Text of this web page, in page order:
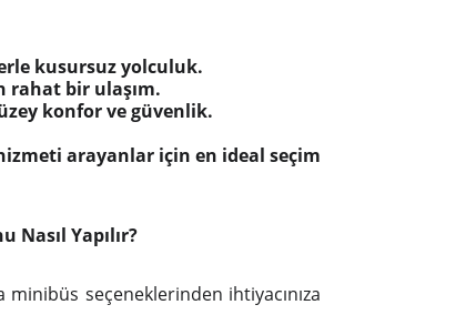
kusursuz yolculuk.
rahat bir ulaşım.
konfor ve güvenlik.
arayanlar için en ideal seçim
Nasıl Yapılır?
minibüs seçeneklerinden ihtiyacınıza